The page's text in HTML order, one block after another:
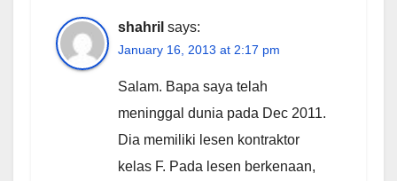
shahril says:
January 16, 2013 at 2:17 pm
Salam. Bapa saya telah
meninggal dunia pada Dec 2011.
Dia memiliki lesen kontraktor
kelas F. Pada lesen berkenaan,